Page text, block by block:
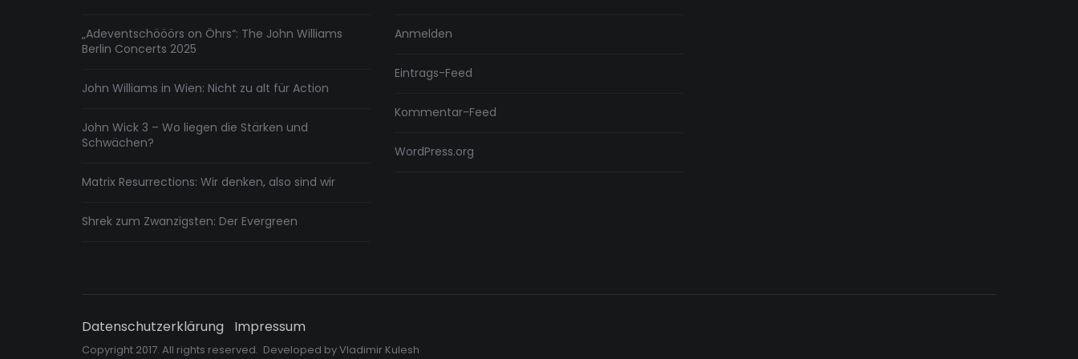
„Adeventschööörs on Öhrs“: The John Williams
Berlin Concerts 2025
John Williams in Wien: Nicht zu alt für Action
John Wick 3 – Wo liegen die Stärken und
Schwächen?
Matrix Resurrections: Wir denken, also sind wir
Shrek zum Zwanzigsten: Der Evergreen
Anmelden
Eintrags-Feed
Kommentar-Feed
WordPress.org
Datenschutzerklärung Impressum
Copyright 2017. All rights reserved. Developed byVladimir Kulesh